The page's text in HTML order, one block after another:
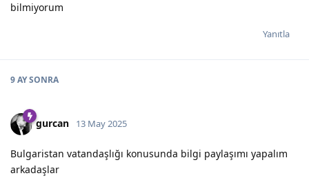
bilmiyorum
Yanıtla
9 AYSONRA
gurcan 13 May 2025
Bulgaristan vatandaşlığı konusunda bilgi paylaşımı yapalım
arkadaşlar